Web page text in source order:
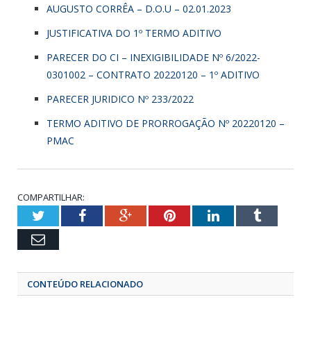
AUGUSTO CORRÊA – D.O.U – 02.01.2023
JUSTIFICATIVA DO 1º TERMO ADITIVO
PARECER DO CI – INEXIGIBILIDADE Nº 6/2022-
0301002 – CONTRATO 20220120 – 1º ADITIVO
PARECER JURIDICO Nº 233/2022
TERMO ADITIVO DE PRORROGAÇÃO Nº 20220120 –
PMAC
COMPARTILHAR:
TwitterFacebookGoogle+Pinterest
LinkedIn
Email
CONTEÚDO RELACIONADO